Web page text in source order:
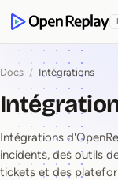
OpenReplay
Docs / Intégrations
Intégrations
incidents, des outils
tickets et des